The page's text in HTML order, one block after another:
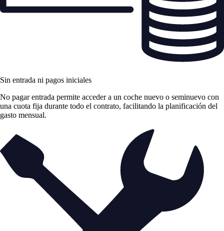
Sin entrada ni pagos iniciales
No pagar entrada permite acceder a un coche nuevo o seminuevo con
una cuota fija durante todo el contrato, facilitando la planificación del
gasto mensual.